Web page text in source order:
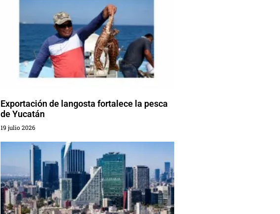
Exportación de langosta fortalece la pesca
de Yucatán
19 julio 2026